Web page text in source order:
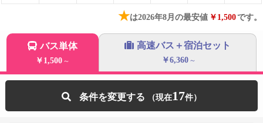
★は2026年8月の最安値 ￥1,500です。
バス単体
￥1,500 ～
高速バス＋宿泊セット
￥6,360 ～
条件を変更する 17